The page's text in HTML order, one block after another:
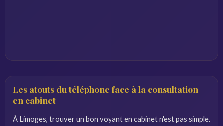
Les atouts du téléphone face à la consultation
en cabinet
À Limoges, trouver un bon voyant en cabinet n'est pas simple.